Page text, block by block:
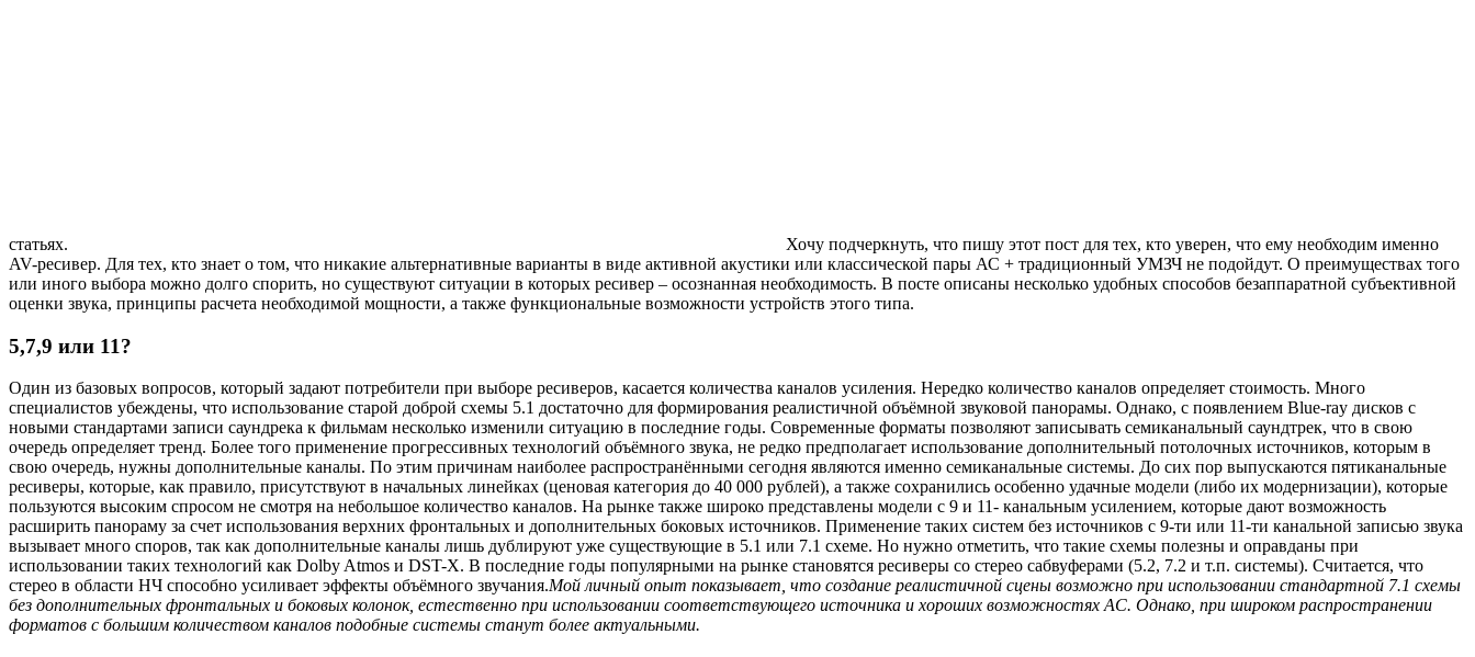
статьях.
Хочу подчеркнуть, что пишу этот пост для тех, кто уверен, что ему необходим именно
AV-ресивер. Для тех, кто знает о том, что никакие альтернативные варианты в виде активной акустики или классической пары АС + традиционный УМЗЧ не подойдут. О преимуществах того
или иного выбора можно долго спорить, но существуют ситуации в которых ресивер – осознанная необходимость. В посте описаны несколько удобных способов безаппаратной субъективной
оценки звука, принципы расчета необходимой мощности, а также функциональные возможности устройств этого типа.
5,7,9 или 11?
Один из базовых вопросов, который задают потребители при выборе ресиверов, касается количества каналов усиления. Нередко количество каналов определяет стоимость. Много
специалистов убеждены, что использование старой доброй схемы 5.1 достаточно для формирования реалистичной объёмной звуковой панорамы. Однако, с появлением Blue-ray дисков с
новыми стандартами записи саундрека к фильмам несколько изменили ситуацию в последние годы. Современные форматы позволяют записывать семиканальный саундтрек, что в свою
очередь определяет тренд. Более того применение прогрессивных технологий объёмного звука, не редко предполагает использование дополнительный потолочных источников, которым в
свою очередь, нужны дополнительные каналы. По этим причинам наиболее распространёнными сегодня являются именно семиканальные системы. До сих пор выпускаются пятиканальные
ресиверы, которые, как правило, присутствуют в начальных линейках (ценовая категория до 40 000 рублей), а также сохранились особенно удачные модели (либо их модернизации), которые
пользуются высоким спросом не смотря на небольшое количество каналов. На рынке также широко представлены модели с 9 и 11- канальным усилением, которые дают возможность
расширить панораму за счет использования верхних фронтальных и дополнительных боковых источников. Применение таких систем без источников с 9-ти или 11-ти канальной записью звука
вызывает много споров, так как дополнительные каналы лишь дублируют уже существующие в 5.1 или 7.1 схеме. Но нужно отметить, что такие схемы полезны и оправданы при
использовании таких технологий как Dolby Atmos и DST-X. В последние годы популярными на рынке становятся ресиверы со стерео сабвуферами (5.2, 7.2 и т.п. системы). Считается, что
стерео в области НЧ способно усиливает эффекты объёмного звучания.Мой личный опыт показывает, что создание реалистичной сцены возможно при использовании стандартной 7.1 схемы
без дополнительных фронтальных и боковых колонок, естественно при использовании соответствующего источника и хороших возможностях АС. Однако, при широком распространении
форматов с большим количеством каналов подобные системы станут более актуальными.